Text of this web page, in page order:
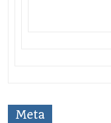
Meta